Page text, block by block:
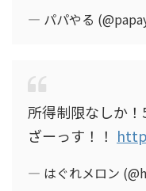
— パパやる
所得制限なしか
ざーっす！！
— はぐれメロン